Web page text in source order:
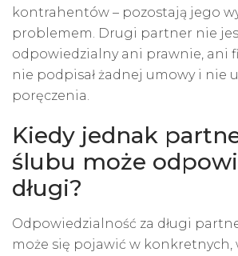
kontrahentów – pozostają jego
problemem. Drugi partner nie
odpowiedzialny ani prawnie, ani
nie podpisał żadnej umowy i nie
poręczenia.
Kiedy jednak
ślubu może
długi?
Odpowiedzialność za długi
może się pojawić w konkretnych,